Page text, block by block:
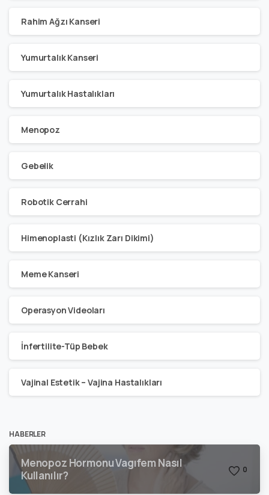
Rahim Ağzı Kanseri
Yumurtalık Kanseri
Yumurtalık Hastalıkları
Menopoz
Gebelik
Robotik Cerrahi
Himenoplasti (Kızlık Zarı Dikimi)
Meme Kanseri
Operasyon Videoları
İnfertilite-Tüp Bebek
Vajinal Estetik – Vajina Hastalıkları
HABERLER
Menopoz Hormonu Vagıfem Nasıl
Kullanılır?
0